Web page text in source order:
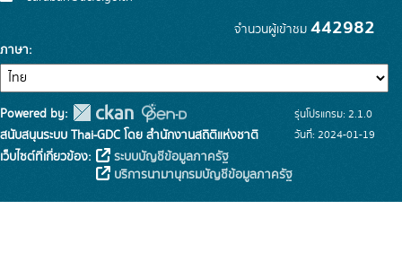
จำนวนผู้เข้าชม 442982
ภาษา
Powered by:
สนับสนุนระบบ Thai-GDC โดย สำนักงานสถิติแห่งชาติ
เว็บไซต์ที่เกี่ยวข้อง:
ระบบบัญชีข้อมูลภาครัฐ
บริการนามานุกรมบัญชีข้อมูลภาครัฐ
รุ่นโปรแกรม: 2.1.0
วันที่: 2024-01-19